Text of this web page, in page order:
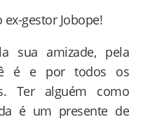
gestor Jobope!
sua amizade, pela
é e por todos os
Ter alguém como
é um presente de